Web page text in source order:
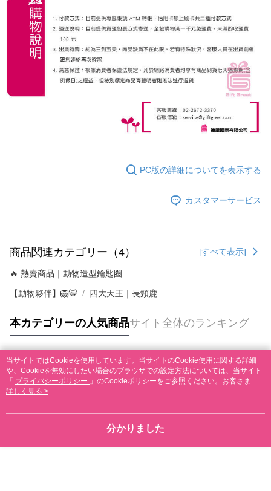
PC版の詳細についてを表示する
カスタマーサービス
商品関連カテゴリー（4） [すべて表示]
🔥 熱賣商品｜動物造型鑰匙圈
【動物夥伴】🦁🐯 四大天王｜長頸鹿
本カテゴリーの人気商品サイト全体のランキング
人気タグ
当サイトではCookieを使用しています。当サイトのCookie使用に関する詳細
や、Cookieを無効にしたい場合のブラウザでの設定方法については、当サイト
「 プライバシーポリシー 」のCookieポリシーをご参照ください。お客さま
が、当サイトを引き続き使用される場合、当社がサイト利用規約のCookieポリ
詳しく見る >
分かりました